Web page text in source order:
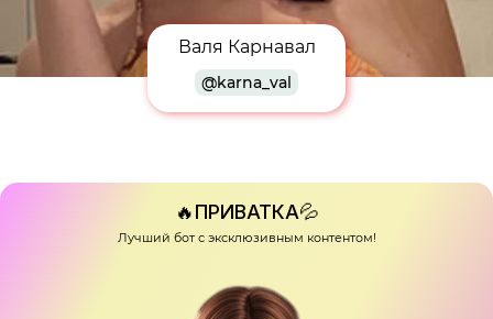
Валя Карнавал
@karna_val
🔥ПРИВАТКА💦
Лучший бот с эксклюзивным контентом!